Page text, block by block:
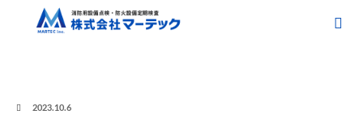
ブログ
防火設備 愛知県 防火設備定期検査 愛知県【一括自社施
2023.10.6